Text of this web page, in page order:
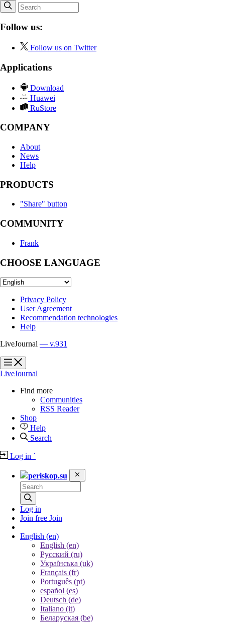
Follow us:
Follow us on Twitter
Applications
Download
Huawei
RuStore
COMPANY
About
News
Help
PRODUCTS
"Share" button
COMMUNITY
Frank
CHOOSE LANGUAGE
Privacy Policy
User Agreement
Recommendation technologies
Help
LiveJournal — v.931
?
?
LiveJournal
Find more
Communities
RSS Reader
Shop
Help
Search
Log in `
periskop.su
Log in
Join free Join
English (en)
English (en)
Русский (ru)
Українська (uk)
Français (fr)
Português (pt)
español (es)
Deutsch (de)
Italiano (it)
Беларуская (be)